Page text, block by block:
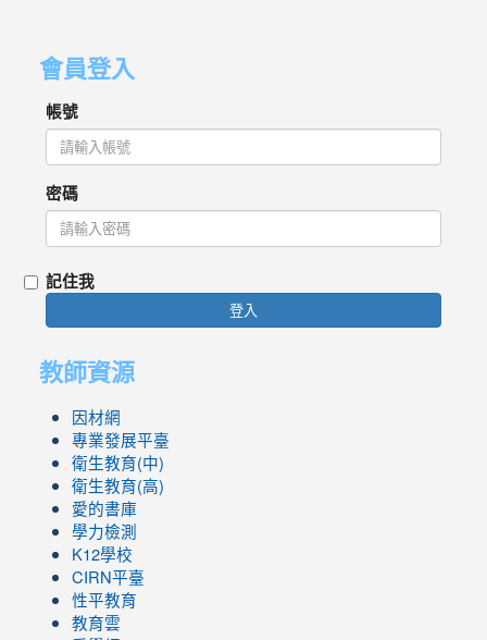
會員登入
帳號
密碼
記住我
登入
教師資源
因材網
專業發展平臺
衛生教育(中)
衛生教育(高)
愛的書庫
學力檢測
K12學校
CIRN平臺
性平教育
教育雲